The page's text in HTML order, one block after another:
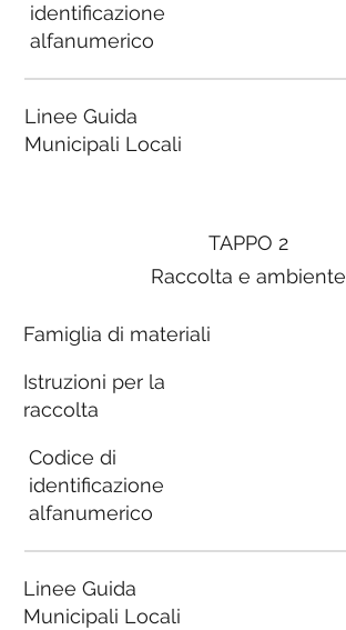
identificazione
alfanumerico
Linee Guida
Municipali Locali
TAPPO 2
Raccolta e ambiente
Famiglia di materiali
Istruzioni per la
raccolta
Codice di
identificazione
alfanumerico
Linee Guida
Municipali Locali